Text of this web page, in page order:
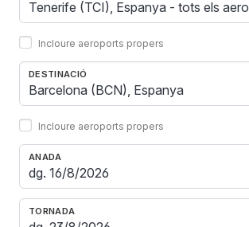
Incloure aeroports propers
DESTINACIÓ
Incloure aeroports propers
ANADA
TORNADA